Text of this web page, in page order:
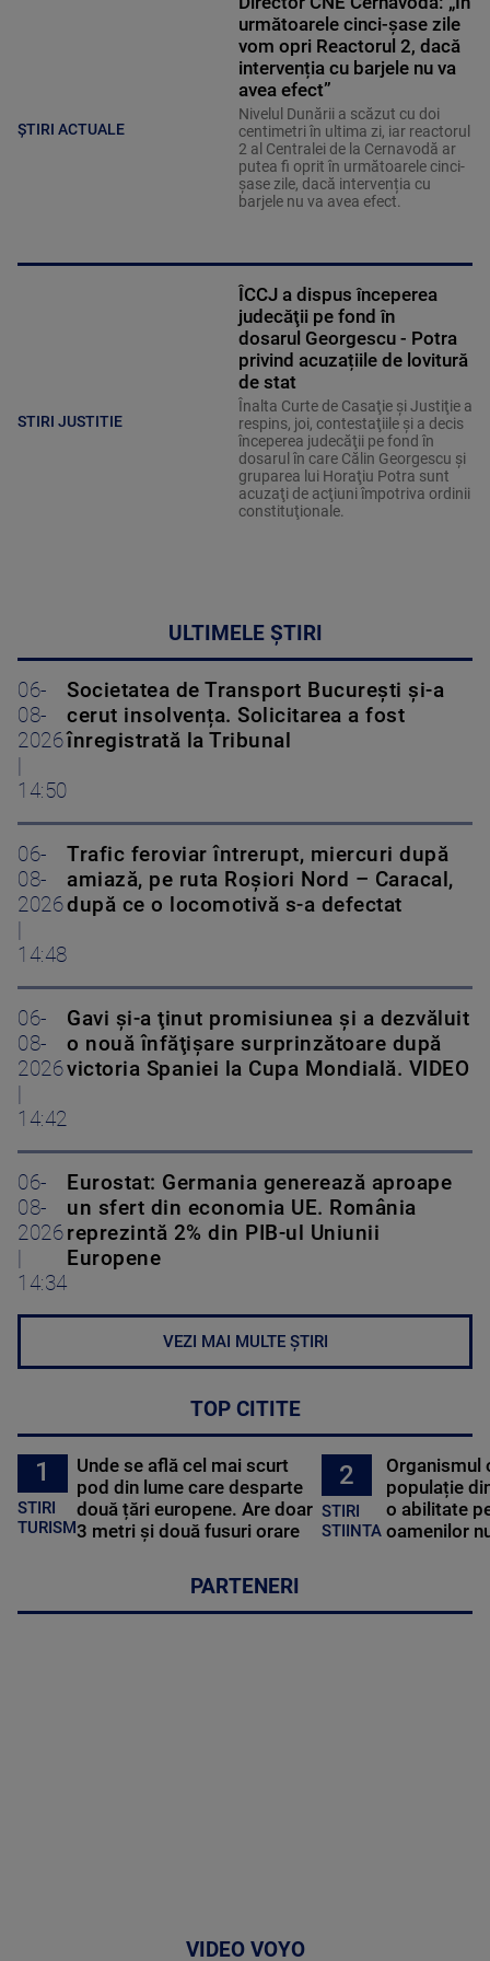
ȘTIRI ACTUALE
următoarele cinci-șase zile
vom opri Reactorul 2, dacă
intervenția cu barjele nu va
avea efect”
Nivelul Dunării a scăzut cu doi
centimetri în ultima zi, iar reactorul
2 al Centralei de la Cernavodă ar
putea fi oprit în următoarele cinci-
șase zile, dacă intervenția cu
barjele nu va avea efect.
STIRI JUSTITIE
ÎCCJ a dispus începerea
judecăţii pe fond în
dosarul Georgescu - Potra
privind acuzațiile de lovitură
de stat
Înalta Curte de Casaţie şi Justiţie a
respins, joi, contestaţiile şi a decis
începerea judecăţii pe fond în
dosarul în care Călin Georgescu şi
gruparea lui Horaţiu Potra sunt
acuzaţi de acţiuni împotriva ordinii
constituţionale.
ULTIMELE ȘTIRI
06-
08-
2026
14:50
Societatea de Transport București și-a
cerut insolvența. Solicitarea a fost
înregistrată la Tribunal
06-
08-
2026
14:48
Trafic feroviar întrerupt, miercuri după
amiază, pe ruta Roşiori Nord – Caracal,
după ce o locomotivă s-a defectat
06-
08-
2026
14:42
Gavi şi-a ţinut promisiunea şi a dezvăluit
o nouă înfăţişare surprinzătoare după
victoria Spaniei la Cupa Mondială. VIDEO
06-
08-
2026
14:34
Eurostat: Germania generează aproape
un sfert din economia UE. România
reprezintă 2% din PIB-ul Uniunii
Europene
VEZI MAI MULTE ȘTIRI
TOP CITITE
1
STIRI
TURISM
Unde se află cel mai scurt
pod din lume care desparte
două țări europene. Are doar
3 metri și două fusuri orare
2
STIRI
STIINTA
Organismul
populație
o abilitate
oamenilor
PARTENERI
VIDEO VOYO